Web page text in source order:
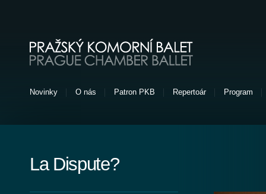
Pražský komorní balet
Novinky O nás Patron PKB Repertoár Program
La Dispute?